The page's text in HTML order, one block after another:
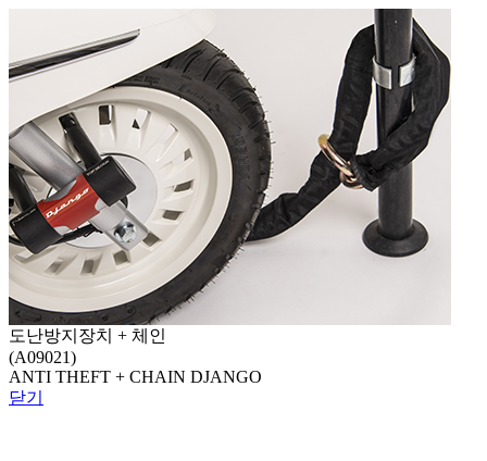
도난방지장치 + 체인
(A09021)
ANTI THEFT + CHAIN DJANGO
닫기